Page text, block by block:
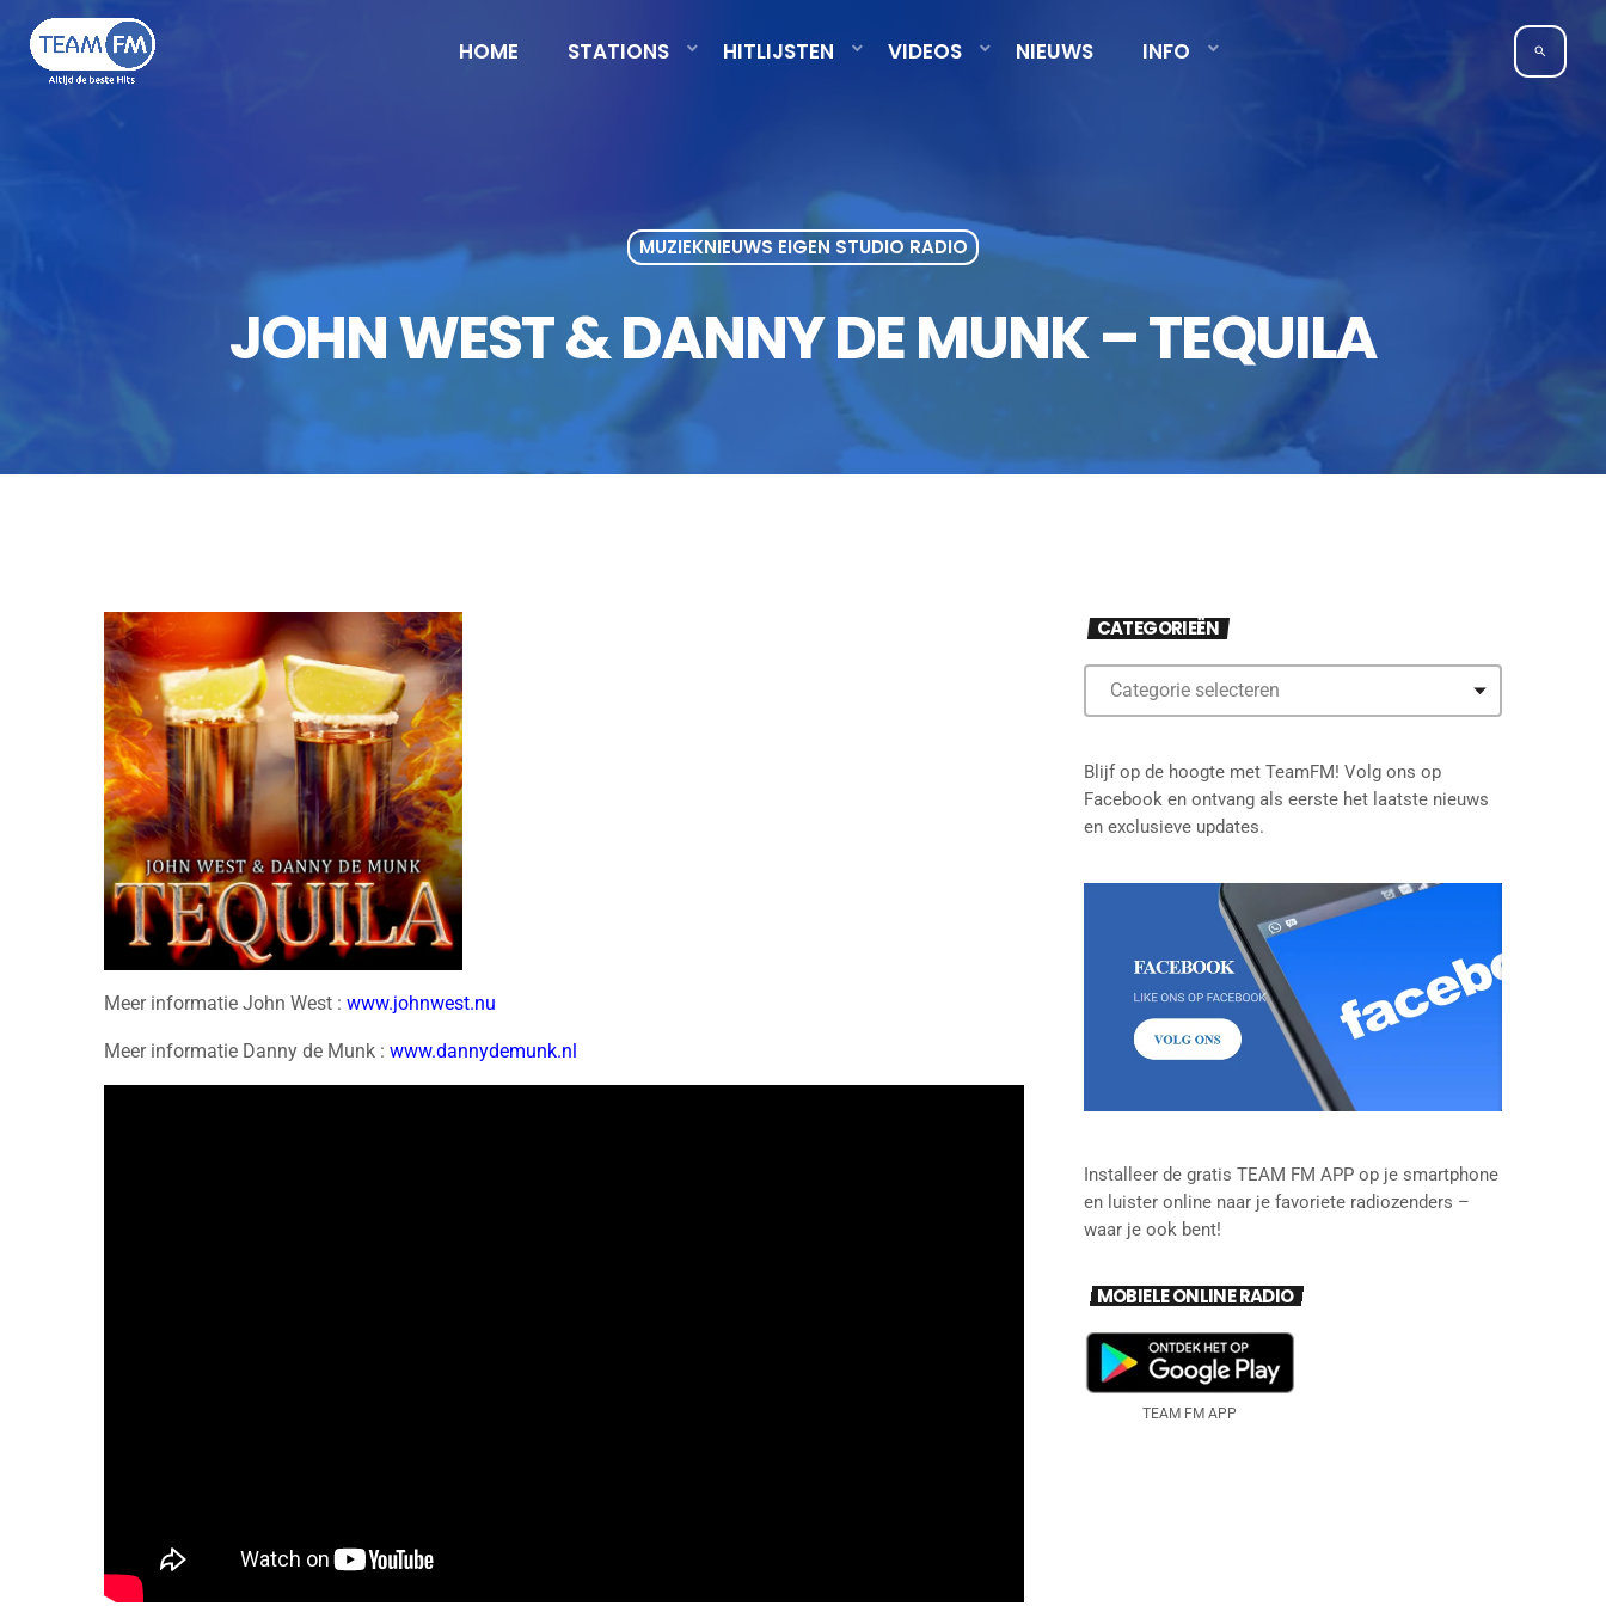
HOME STATIONS HITLIJSTEN VIDEOS NIEUWS INFO search
MUZIEKNIEUWS EIGEN STUDIO RADIO
JOHN WEST & DANNY DE MUNK – TEQUILA
Meer informatie John West : www.johnwest.nu
Meer informatie Danny de Munk : www.dannydemunk.nl
CATEGORIEËN
Blijf op de hoogte met TeamFM! Volg ons op
Facebook en ontvang als eerste het laatste nieuws
en exclusieve updates.
Installeer de gratis TEAM FM APP op je smartphone
en luister online naar je favoriete radiozenders –
waar je ook bent!
MOBIELE ONLINE RADIO
TEAM FM APP